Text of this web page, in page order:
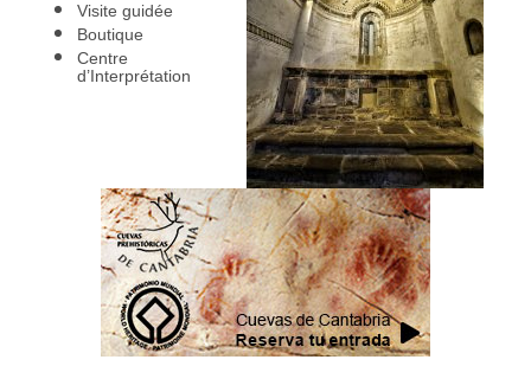
Visite guidée
Boutique
Centre
d’Interprétation